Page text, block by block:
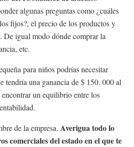
algunas preguntas como ¿cuáles
fijos?, el precio de los productos y
De igual modo dónde comprar la
etc.
para niños podrías necesitar
tendría una ganancia de $ 150. 000 al
encontrar un equilibrio entre los
de la empresa. Averigua todo lo
comerciales del estado en el que te